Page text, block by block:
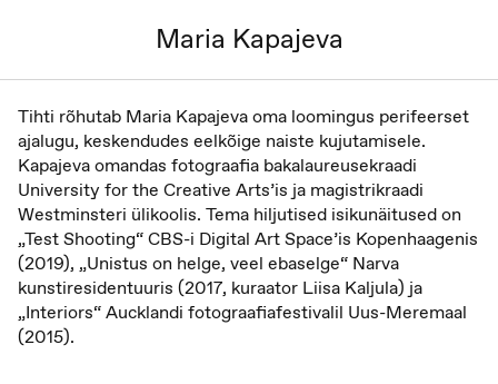
Maria Kapajeva
Tihti rõhutab Maria Kapajeva oma loomingus perifeerset
ajalugu, keskendudes eelkõige naiste kujutamisele.
Kapajeva omandas fotograafia bakalaureusekraadi
University for the Creative Arts’is ja magistrikraadi
Westminsteri ülikoolis. Tema hiljutised isikunäitused on
„Test Shooting“ CBS-i Digital Art Space’is Kopenhaagenis
(2019), „Unistus on helge, veel ebaselge“ Narva
kunstiresidentuuris (2017, kuraator Liisa Kaljula) ja
„Interiors“ Aucklandi fotograafiafestivalil Uus-Meremaal
(2015).